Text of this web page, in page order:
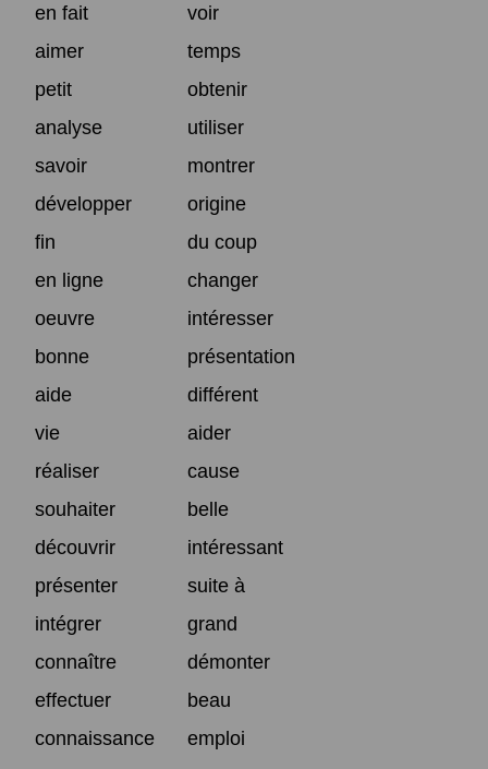
en fait
voir
aimer
temps
petit
obtenir
analyse
utiliser
savoir
montrer
développer
origine
fin
du coup
en ligne
changer
oeuvre
intéresser
bonne
présentation
aide
différent
vie
aider
réaliser
cause
souhaiter
belle
découvrir
intéressant
présenter
suite à
intégrer
grand
connaître
démonter
effectuer
beau
connaissance
emploi